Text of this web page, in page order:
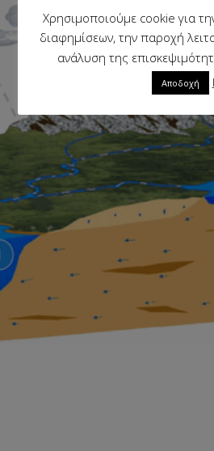
Χρησιμοποιούμε cookie για
διαφημίσεων, την παροχή
ανάλυση της
Αποδοχή